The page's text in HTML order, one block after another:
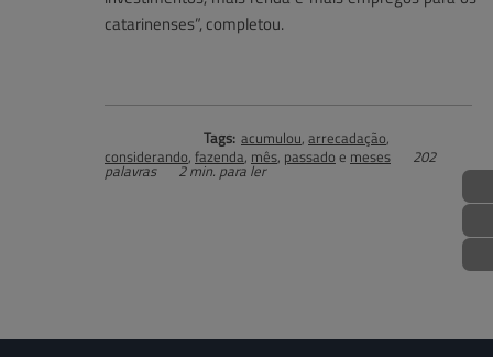
catarinenses”, completou.
Tags: acumulou, arrecadação,
considerando, fazenda, mês, passado e meses 202
palavras 2 min. para ler